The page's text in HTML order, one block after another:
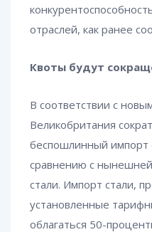
отраслей, как ранее
Квоты будут
В соответствии с
Великобритания
беспошлинный импорт
сравнению с
стали. Импорт стали,
установленные
облагаться 50-